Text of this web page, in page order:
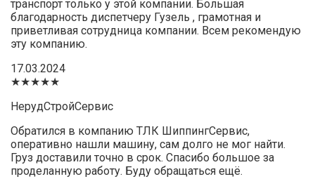
транспорт только у этой компании. Большая
благодарность диспетчеру Гузель , грамотная и
приветливая сотрудница компании. Всем рекомендую
эту компанию.
17.03.2024
★★★★★
НерудСтройСервис
Обратился в компанию ТЛК ШиппингСервис,
оперативно нашли машину, сам долго не мог найти.
Груз доставили точно в срок. Спасибо большое за
проделанную работу. Буду обращаться ещё.